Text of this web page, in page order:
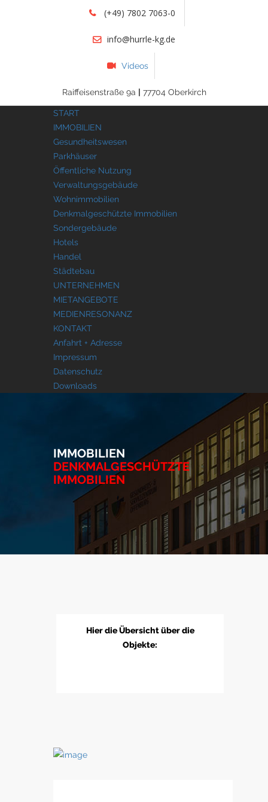
(+49) 7802 7063-0
info@hurrle-kg.de
Videos
Raiffeisenstraße 9a | 77704 Oberkirch
START
IMMOBILIEN
Gesundheitswesen
Parkhäuser
Öffentliche Nutzung
Verwaltungsgebäude
Wohnimmobilien
Denkmalgeschützte Immobilien
Sondergebäude
Hotels
Handel
Städtebau
UNTERNEHMEN
MIETANGEBOTE
MEDIENRESONANZ
KONTAKT
Anfahrt + Adresse
Impressum
Datenschutz
Downloads
IMMOBILIEN
DENKMALGESCHÜTZTE
IMMOBILIEN
Hier die Übersicht über die
Objekte: